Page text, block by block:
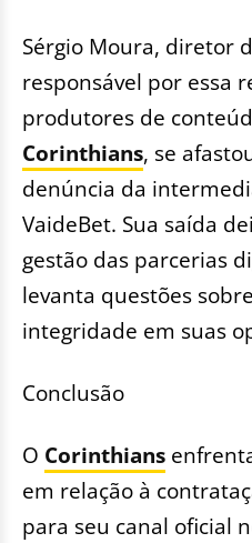
Sérgio Moura, diretor
responsável por essa
produtores de
Corinthians, se
denúncia da
VaideBet. Sua saída
gestão das parcerias
levanta questões
integridade em suas
Conclusão
O Corinthians
em relação à
para seu canal oficial